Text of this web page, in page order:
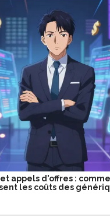
appels d'offres :
les coûts des